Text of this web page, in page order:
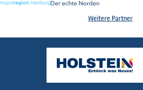
Weitere Partner